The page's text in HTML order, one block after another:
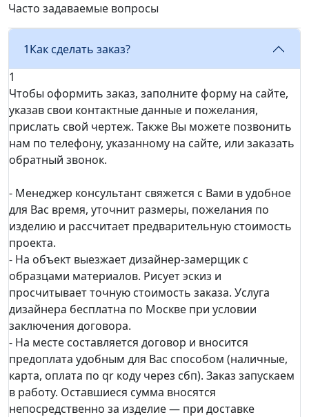
Часто задаваемые вопросы
1Как сделать заказ?
1
Чтобы оформить заказ, заполните форму на сайте,
указав свои контактные данные и пожелания,
прислать свой чертеж. Также Вы можете позвонить
нам по телефону, указанному на сайте, или заказать
обратный звонок.
- Менеджер консультант свяжется с Вами в удобное
для Вас время, уточнит размеры, пожелания по
изделию и рассчитает предварительную стоимость
проекта.
- На объект выезжает дизайнер-замерщик с
образцами материалов. Рисует эскиз и
просчитывает точную стоимость заказа. Услуга
дизайнера бесплатна по Москве при условии
заключения договора.
- На месте составляется договор и вносится
предоплата удобным для Вас способом (наличные,
карта, оплата по qr коду через сбп). Заказ запускаем
в работу. Оставшиеся сумма вносятся
непосредственно за изделие — при доставке